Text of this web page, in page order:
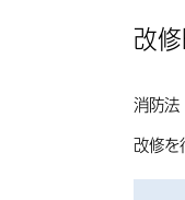
改
消防法
改修を